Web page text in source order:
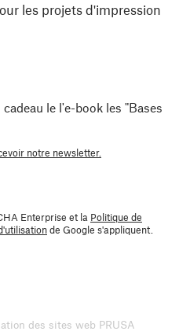
les projets d'impression
le l'e-book les "Bases
notre newsletter.
Enterprise et la Politique de
de Google s'appliquent.
des sites web PRUSA